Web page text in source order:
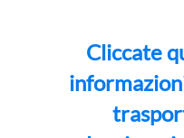
Cliccate